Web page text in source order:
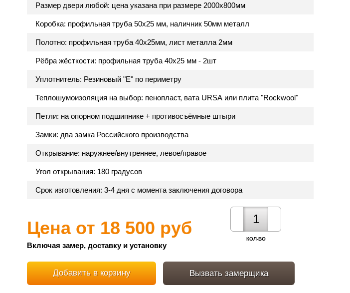
Размер двери любой: цена указана при размере 2000х800мм
Коробка: профильная труба 50х25 мм, наличник 50мм металл
Полотно: профильная труба 40х25мм, лист металла 2мм
Рёбра жёсткости: профильная труба 40х25 мм - 2шт
Уплотнитель: Резиновый "Е" по периметру
Теплошумоизоляция на выбор: пенопласт, вата URSA или плита "Rockwool"
Петли: на опорном подшипнике + противосъёмные штыри
Замки: два замка Российского производства
Открывание: наружнее/внутреннее, левое/правое
Угол открывания: 180 градусов
Срок изготовления: 3-4 дня с момента заключения договора
Цена от 18 500 руб
Включая замер, доставку и установку
КОЛ-ВО
Добавить в корзину Вызвать замерщика